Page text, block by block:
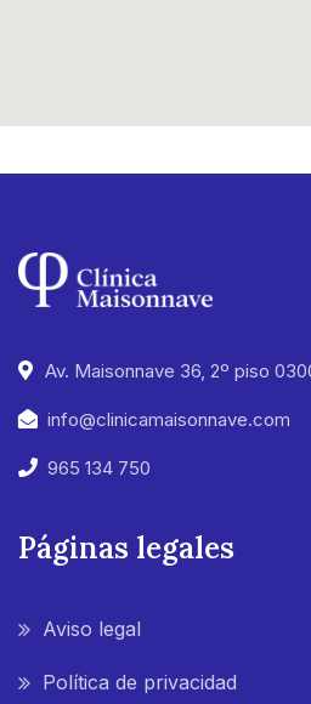
Av. Maisonnave 36, 2º piso
info@clinicamaisonnave.com
965 134 750
Páginas legales
Aviso legal
Política de privacidad